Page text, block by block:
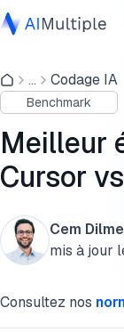
IA agentique
cybersécurité
Données
Logiciel
Services
... Codage IA
Benchmark
Meilleur
Cursor
Cem
mis à jour
Consultez nos
Aperçu des outils
Méthodologie
En savoir plus